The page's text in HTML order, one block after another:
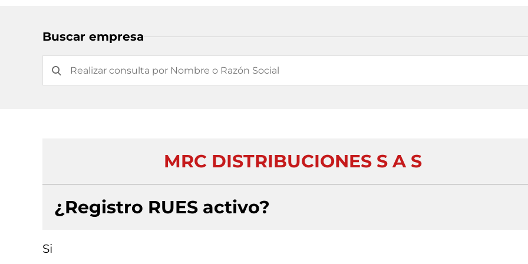
Buscar empresa
MRC DISTRIBUCIONES S A S
¿Registro RUES activo?
Si